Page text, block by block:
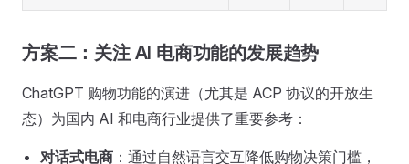
方案二：关注 AI 电商功能的发展趋势
ChatGPT 购物功能的演进（尤其是 ACP 协议的开放生
态）为国内 AI 和电商行业提供了重要参考：
对话式电商 ：通过自然语言交互降低购物决策门槛，